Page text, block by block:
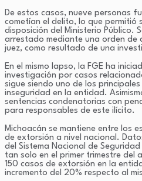
De estos casos, nueve personas
cometían el delito, lo que permitió
disposición del Ministerio Público.
arrestado mediante una orden de
juez, como resultado de una
En el mismo lapso, la FGE ha
investigación por casos
sigue siendo uno de los
inseguridad en la entidad.
sentencias condenatorias con
para responsables de este ilícito.
Michoacán se mantiene entre los
de extorsión a nivel nacional.
del Sistema Nacional de Seguridad
tan solo en el primer trimestre del
150 casos de extorsión en la
incremento del 20% respecto al